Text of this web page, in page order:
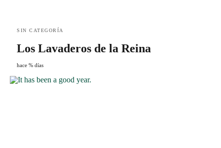
SIN CATEGORÍA
Los Lavaderos de la Reina
hace % días